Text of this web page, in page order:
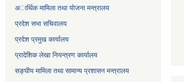
अार्थिक मामिला तथा याेजना मन्त्रालय
प्रदेश सभा सचिवालय
प्रदेश प्रमुख कार्यालय
प्रादेशिक लेखा नियन्त्रण कार्यालय
सङ्‍घीय मामिला तथा सामान्य प्रशासन मन्त्रालय